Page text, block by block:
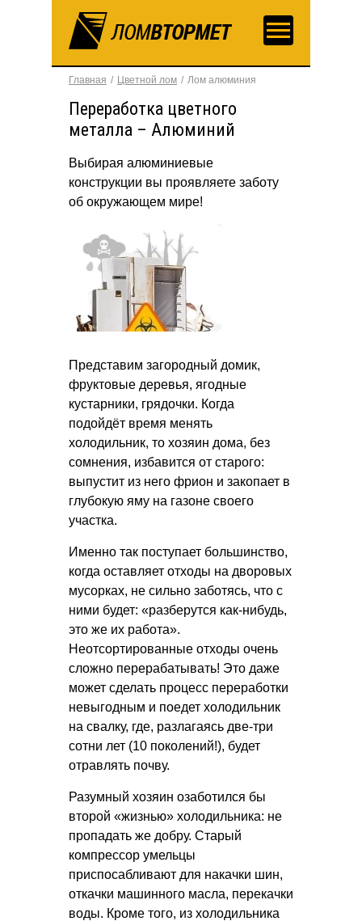
Главная Цветной лом Лом алюминия
Переработка цветного
металла – Алюминий
Выбирая алюминиевые
конструкции вы проявляете заботу
об окружающем мире!
Представим загородный домик,
фруктовые деревья, ягодные
кустарники, грядочки. Когда
подойдёт время менять
холодильник, то хозяин дома, без
сомнения, избавится от старого:
выпустит из него фрион и закопает в
глубокую яму на газоне своего
участка.
Именно так поступает большинство,
когда оставляет отходы на дворовых
мусорках, не сильно заботясь, что с
ними будет: «разберутся как-нибудь,
это же их работа».
Неотсортированные отходы очень
сложно перерабатывать! Это даже
может сделать процесс переработки
невыгодным и поедет холодильник
на свалку, где, разлагаясь две-три
сотни лет (10 поколений!), будет
отравлять почву.
Разумный хозяин озаботился бы
второй «жизнью» холодильника: не
пропадать же добру. Старый
компрессор умельцы
приспосабливают для накачки шин,
откачки машинного масла, перекачки
воды. Кроме того, из холодильника